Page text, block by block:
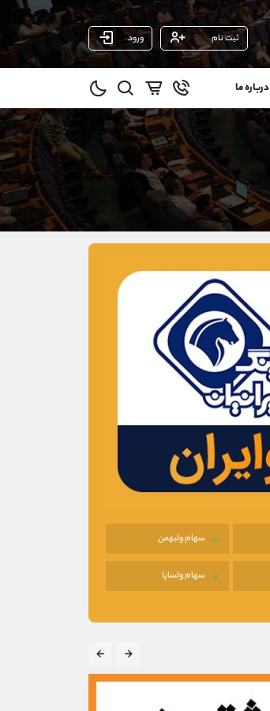
ثبت نام ورود
درباره ما
سهام ولبهمن
سهام ولساپا
(یوسف فرخنده)
09194198792
شروع گفتگو
@Armteam_admin_33
021-22021030
90001030
@alireza.mehrabii
@alirezamehrabi_com
@alirezamehrabi_official